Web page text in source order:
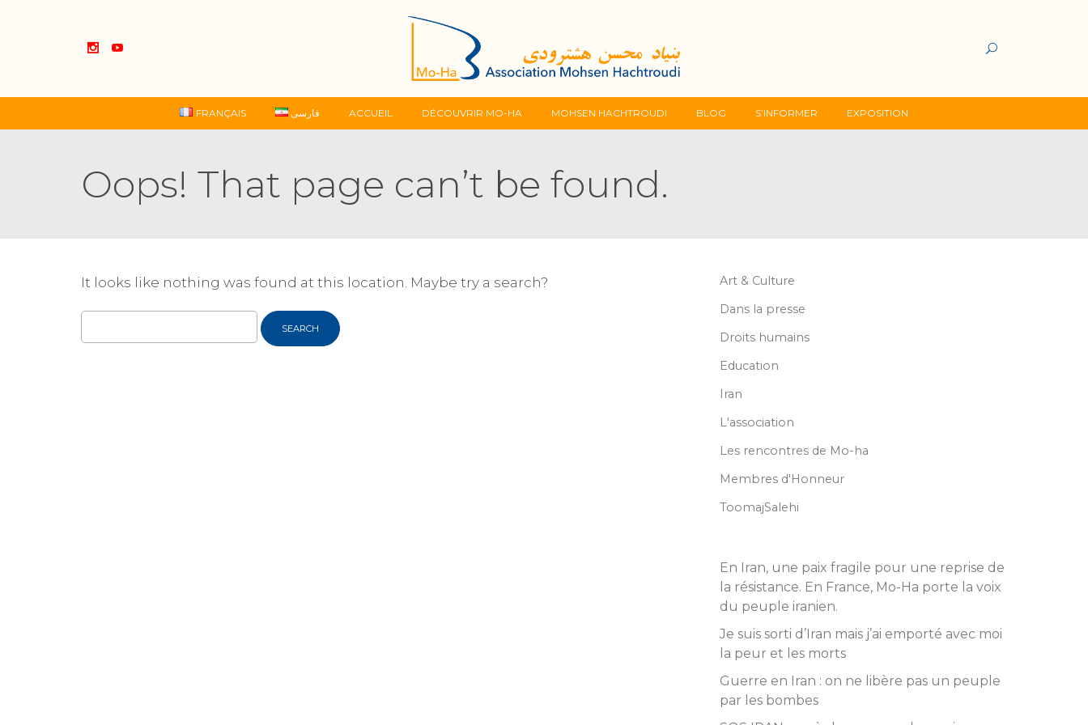
Skip
content
FRANÇAIS فارسی ACCUEIL DÉCOUVRIR MO-HA MOHSEN HACHTROUDI BLOG S’INFORMER EXPOSITION
Oops! That page can’t be found.
It looks like nothing was found at this location. Maybe try a search?
for:
Art & Culture
Dans la presse
Droits humains
Education
Iran
L'association
Les rencontres de Mo-ha
Membres d'Honneur
ToomajSalehi
En Iran, une paix fragile pour une reprise de
la résistance. En France, Mo-Ha porte la voix
du peuple iranien.
Je suis sorti d’Iran mais j’ai emporté avec moi
la peur et les morts
Guerre en Iran : on ne libère pas un peuple
par les bombes